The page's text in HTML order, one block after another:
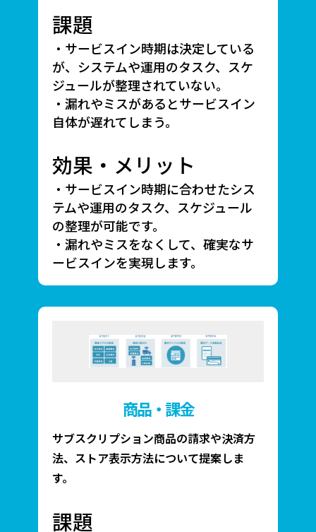
課題
・サービスイン時期は決定している
が、システムや運用のタスク、スケ
ジュールが整理されていない。
・漏れやミスがあるとサービスイン
自体が遅れてしまう。
効果・メリット
・サービスイン時期に合わせたシス
テムや運用のタスク、スケジュール
の整理が可能です。
・漏れやミスをなくして、確実なサ
ービスインを実現します。
商品・課金
サブスクリプション商品の請求や決済方
法、ストア表示方法について提案しま
す。
課題